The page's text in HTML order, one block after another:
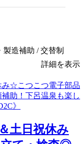
造補助 / 交替制
詳細を表示
土日祝休み